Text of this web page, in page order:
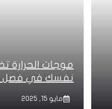
موجات الحرارة
نفسك في فصل
مايو 15, 2025